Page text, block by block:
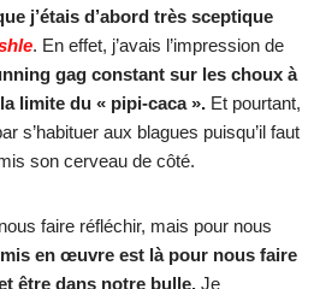
j’étais d’abord très sceptique
. En effet, j’avais l’impression de
gag constant sur les choux à
limite du « pipi-caca ». Et pourtant,
s’habituer aux blagues puisqu’il faut
son cerveau de côté.
faire réfléchir, mais pour nous
en œuvre est là pour nous faire
être dans notre bulle. Je